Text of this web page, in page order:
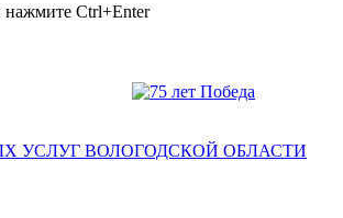
нажмите Ctrl+Enter